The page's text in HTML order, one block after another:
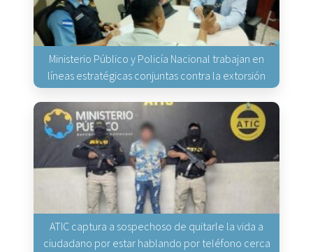
Ministerio Público y Policía Nacional trabajan en
líneas estratégicas conjuntas contra la extorsión
ATIC captura a sospechoso de quitarle la vida a
ciudadano por estar hablando por teléfono cerca